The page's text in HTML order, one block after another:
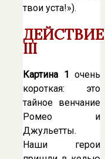
твои уста!»).
ДЕЙСТВИЕ
III
Картина 1 очень
короткая: это
тайное венчание
Ромео и
Джульетты.
Наши герои